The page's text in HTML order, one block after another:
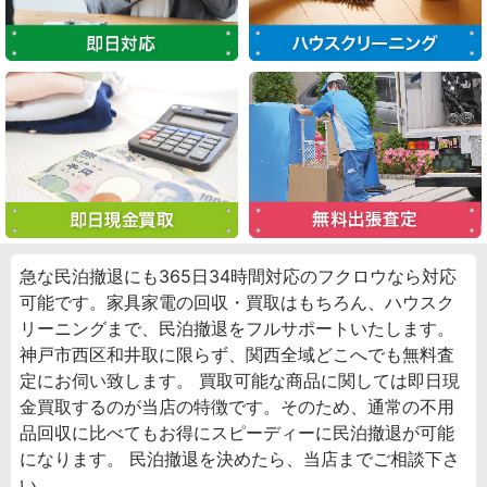
急な民泊撤退にも365日34時間対応のフクロウなら対応
可能です。家具家電の回収・買取はもちろん、ハウスク
リーニングまで、民泊撤退をフルサポートいたします。
神戸市西区和井取に限らず、関西全域どこへでも無料査
定にお伺い致します。 買取可能な商品に関しては即日現
金買取するのが当店の特徴です。そのため、通常の不用
品回収に比べてもお得にスピーディーに民泊撤退が可能
になります。 民泊撤退を決めたら、当店までご相談下さ